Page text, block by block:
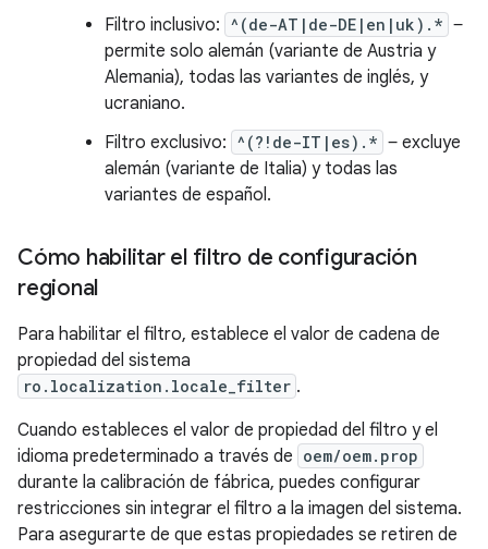
Filtro inclusivo: ^(de-AT|de-DE|en|uk).* ‒
permite solo alemán (variante de Austria y
Alemania), todas las variantes de inglés, y
ucraniano.
Filtro exclusivo: ^(?!de-IT|es).* ‒ excluye
alemán (variante de Italia) y todas las
variantes de español.
Cómo habilitar el filtro de configuración
regional
Para habilitar el filtro, establece el valor de cadena de
propiedad del sistema
ro.localization.locale_filter .
Cuando estableces el valor de propiedad del filtro y el
idioma predeterminado a través de oem/oem.prop
durante la calibración de fábrica, puedes configurar
restricciones sin integrar el filtro a la imagen del sistema.
Para asegurarte de que estas propiedades se retiren de